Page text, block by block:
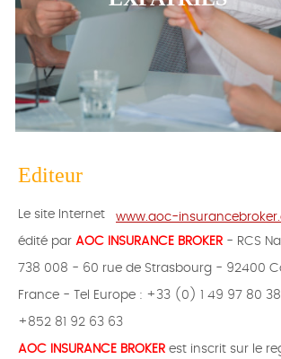
Editeur
Le site Internet www.aoc-
édité par AOC INSURANCE BROKER - RCS
738 008 - 60 rue de Strasbourg - 92400
France - Tel Europe : +33 (0) 1 49 97 80
+852 81 92 63 63
AOC INSURANCE BROKER est inscrit sur le